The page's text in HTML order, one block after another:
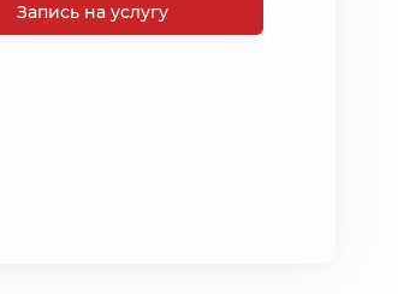
Запись на услугу